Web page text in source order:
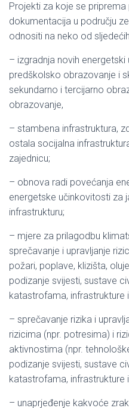
Projekti za koje se
dokumentacija u području
odnositi na neko od
– izgradnja novih energetski
predškolsko obrazovanje i
sekundarno i tercijarno
obrazovanje,
– stambena infrastruktura,
ostala socijalna
zajednicu;
– obnova radi povećanja
energetske učinkovitosti za
infrastrukturu;
– mjere za prilagodbu
sprečavanje i upravljanje
požari, poplave, klizišta,
podizanje svijesti, sustave
katastrofama, infrastrukture
– sprečavanje rizika i
rizicima (npr. potresima) i
aktivnostima (npr.
podizanje svijesti, sustave
katastrofama, infrastrukture
– unaprjeđenje kakvoće